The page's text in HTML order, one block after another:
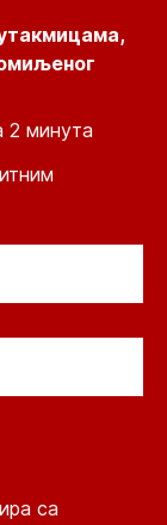
2 минута
са